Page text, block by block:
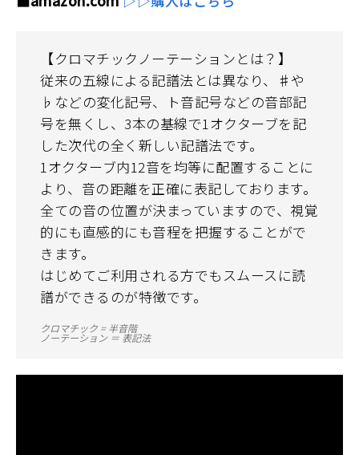
【クロマチックノーテーションとは？】
従来の五線による記譜法とは異なり、♯や
♭などの変化記号、ト音記号などの音部記
号を無くし、3本の基線で1オクターブを記
した次代の全く新しい記譜法です。
1オクターブ内12音を均等に配置することに
より、音の距離を正確に表記しております。
全ての音の位置が決まっていますので、視覚
的にも直感的にも音程を把握することがで
きます。
はじめてご利用される方でもスムースに読
譜ができるのが特徴です。
クロマチック = 半音階
ノーテーション ＝ 表記法